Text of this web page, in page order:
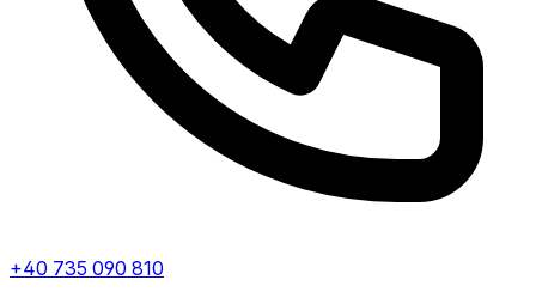
+40 735 090 810